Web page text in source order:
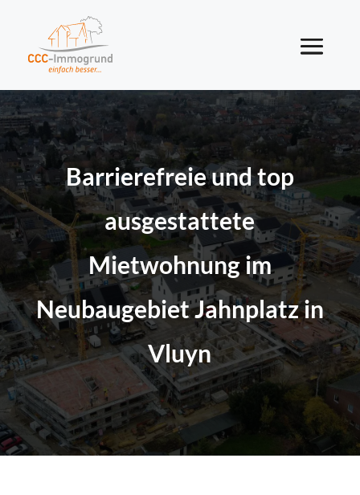
Barrierefreie und top
ausgestattete
Mietwohnung im
Neubaugebiet Jahnplatz in
Vluyn